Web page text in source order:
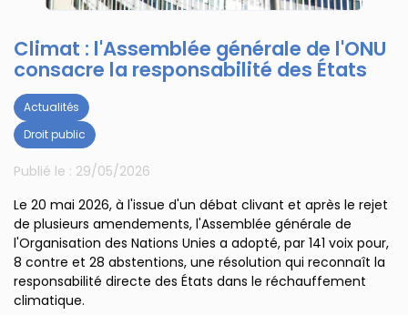
Climat : l'Assemblée générale de l'ONU
consacre la responsabilité des États
Publié le : 29/05/2026
Actualités
Droit public
Le 20 mai 2026, à l'issue d'un débat clivant et après le rejet
de plusieurs amendements, l'Assemblée générale de
l'Organisation des Nations Unies a adopté, par 141 voix pour,
8 contre et 28 abstentions, une résolution qui reconnaît la
responsabilité directe des États dans le réchauffement
climatique.